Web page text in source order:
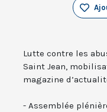
Lutte contre les
Saint Jean,
magazine
- Assemblée